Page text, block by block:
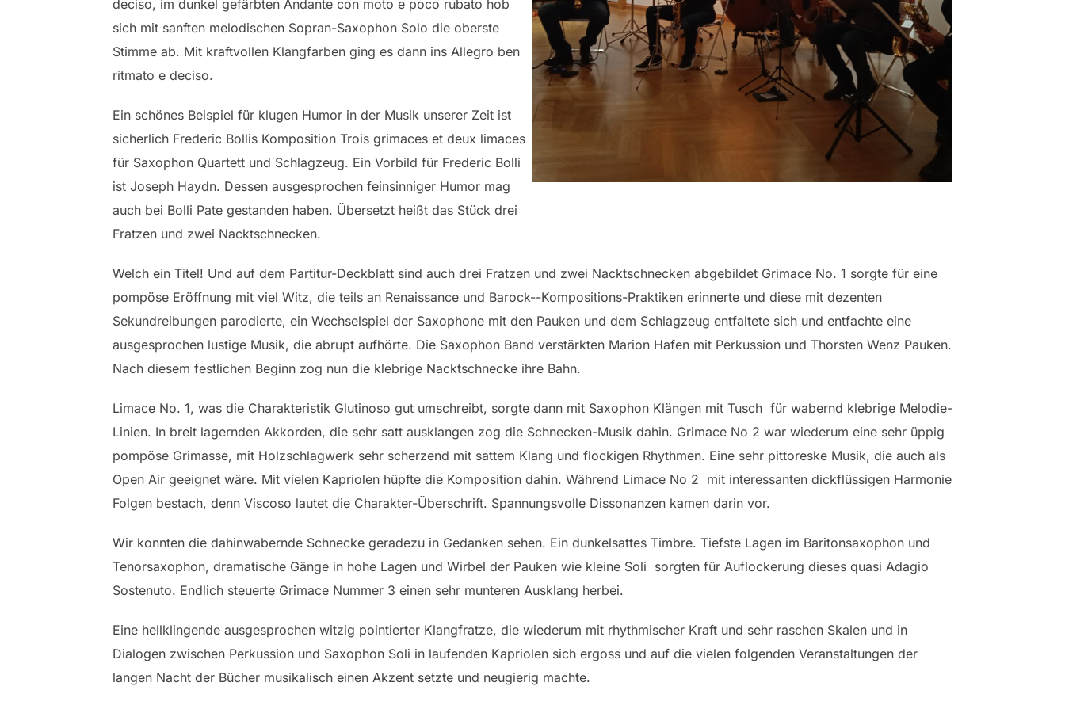
deciso, im dunkel gefärbten Andante con moto e poco rubato hob
sich mit sanften melodischen Sopran-Saxophon Solo die oberste
Stimme ab. Mit kraftvollen Klangfarben ging es dann ins Allegro ben
ritmato e deciso.
Ein schönes Beispiel für klugen Humor in der Musik unserer Zeit ist
sicherlich Frederic Bollis Komposition Trois grimaces et deux limaces
für Saxophon Quartett und Schlagzeug. Ein Vorbild für Frederic Bolli
ist Joseph Haydn. Dessen ausgesprochen feinsinniger Humor mag
auch bei Bolli Pate gestanden haben. Übersetzt heißt das Stück drei
Fratzen und zwei Nacktschnecken.
Welch ein Titel! Und auf dem Partitur-Deckblatt sind auch drei Fratzen und zwei Nacktschnecken abgebildet Grimace No. 1 sorgte für eine
pompöse Eröffnung mit viel Witz, die teils an Renaissance und Barock--Kompositions-Praktiken erinnerte und diese mit dezenten
Sekundreibungen parodierte, ein Wechselspiel der Saxophone mit den Pauken und dem Schlagzeug entfaltete sich und entfachte eine
ausgesprochen lustige Musik, die abrupt aufhörte. Die Saxophon Band verstärkten Marion Hafen mit Perkussion und Thorsten Wenz Pauken.
Nach diesem festlichen Beginn zog nun die klebrige Nacktschnecke ihre Bahn.
Limace No. 1, was die Charakteristik Glutinoso gut umschreibt, sorgte dann mit Saxophon Klängen mit Tusch für wabernd klebrige Melodie-
Linien. In breit lagernden Akkorden, die sehr satt ausklangen zog die Schnecken-Musik dahin. Grimace No 2 war wiederum eine sehr üppig
pompöse Grimasse, mit Holzschlagwerk sehr scherzend mit sattem Klang und flockigen Rhythmen. Eine sehr pittoreske Musik, die auch als
Open Air geeignet wäre. Mit vielen Kapriolen hüpfte die Komposition dahin. Während Limace No 2 mit interessanten dickflüssigen Harmonie
Folgen bestach, denn Viscoso lautet die Charakter-Überschrift. Spannungsvolle Dissonanzen kamen darin vor.
Wir konnten die dahinwabernde Schnecke geradezu in Gedanken sehen. Ein dunkelsattes Timbre. Tiefste Lagen im Baritonsaxophon und
Tenorsaxophon, dramatische Gänge in hohe Lagen und Wirbel der Pauken wie kleine Soli sorgten für Auflockerung dieses quasi Adagio
Sostenuto. Endlich steuerte Grimace Nummer 3 einen sehr munteren Ausklang herbei.
Eine hellklingende ausgesprochen witzig pointierter Klangfratze, die wiederum mit rhythmischer Kraft und sehr raschen Skalen und in
Dialogen zwischen Perkussion und Saxophon Soli in laufenden Kapriolen sich ergoss und auf die vielen folgenden Veranstaltungen der
langen Nacht der Bücher musikalisch einen Akzent setzte und neugierig machte.